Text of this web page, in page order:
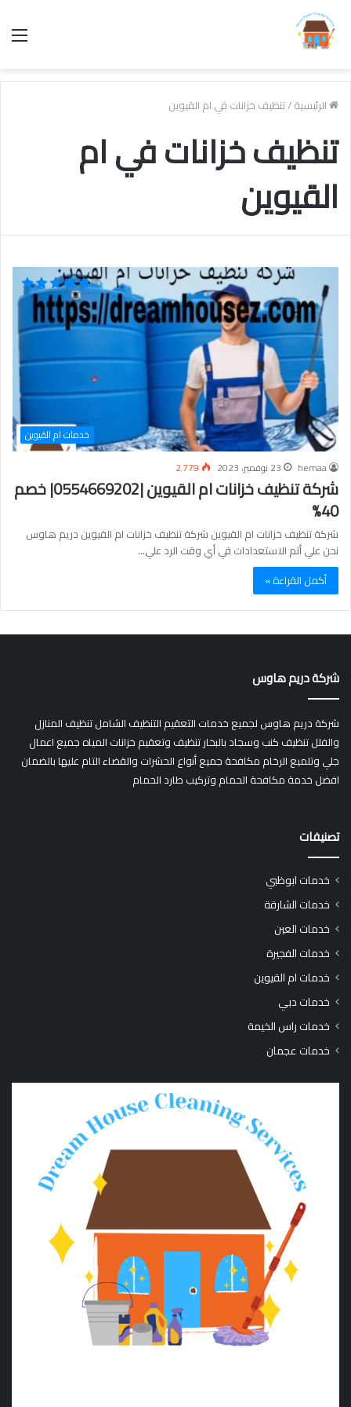
الرئيسية/تنظيف خزانات في ام القيوين
تنظيف خزانات في ام
القيوين
خدمات ام القيوين
hemaa
23 نوفمبر، 2023 2٬779
شركة تنظيف خزانات ام القيوين |0554669202| خصم
40%
شركة تنظيف خزانات ام القيوين شركة تنظيف خزانات ام القيوين دريم هاوس
نحن علي أتم الاستعدادات في أي وقت الرد علي…
أكمل القراءة »
شركة دريم هاوس
شركة دريم هاوس لجميع خدمات التعقيم التنظيف الشامل تنظيف المنازل
والفلل تنظيف كنب وسجاد بالبخار تنظيف وتعقيم خزانات المياه جميع اعمال
جلي وتلميع الرخام مكافحة جميع أنواع الحشرات والقضاء التام عليها بالضمان
افضل خدمة مكافحة الحمام وتركيب طارد الحمام
تصنيفات
خدمات ابوظبي
خدمات الشارقة
خدمات العين
خدمات الفجيرة
خدمات ام القيوين
خدمات دبي
خدمات راس الخيمة
خدمات عجمان